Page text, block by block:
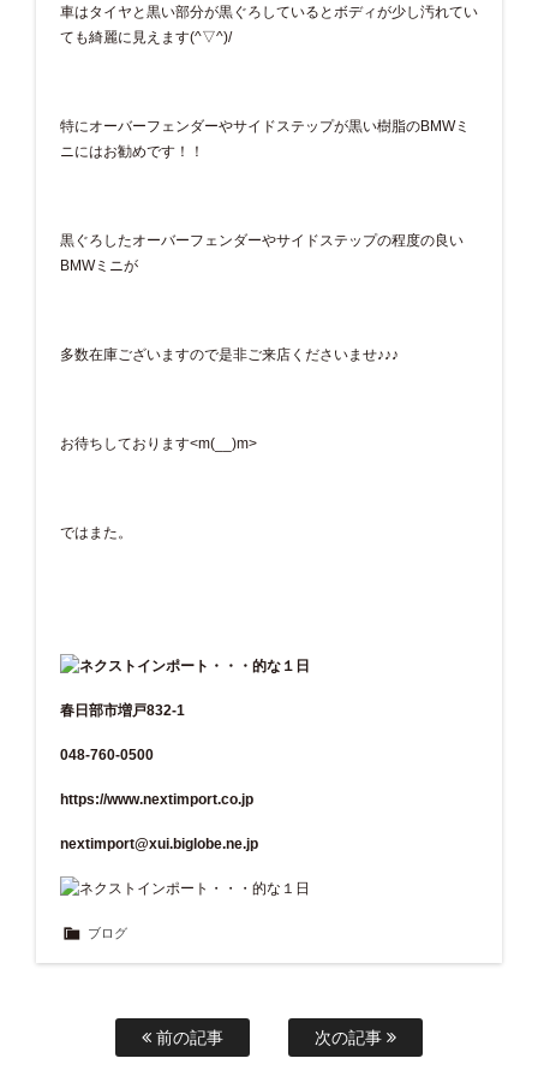
車はタイヤと黒い部分が黒ぐろしているとボディが少し汚れてい
ても綺麗に見えます(^▽^)/
特にオーバーフェンダーやサイドステップが黒い樹脂のBMWミ
ニにはお勧めです！！
黒ぐろしたオーバーフェンダーやサイドステップの程度の良い
BMWミニが
多数在庫ございますので是非ご来店くださいませ♪♪♪
お待ちしております<m(__)m>
ではまた。
春日部市増戸832-1
048-760-0500
https://www.nextimport.co.jp
nextimport@xui.biglobe.ne.jp
ブログ
前の記事 次の記事